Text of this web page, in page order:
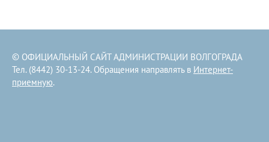
© ОФИЦИАЛЬНЫЙ САЙТ АДМИНИСТРАЦИИ ВОЛГОГРАДА
Тел. (8442) 30-13-24. Обращения направлять в Интернет-
приемную.